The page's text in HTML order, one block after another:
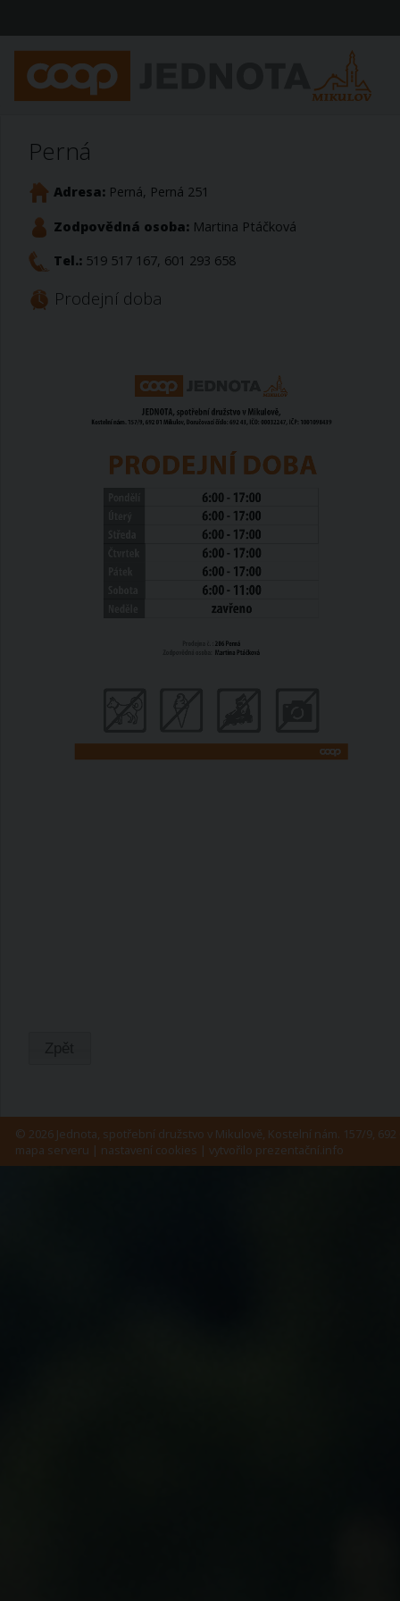
Perná
Adresa: Perná, Perná 251
Zodpovědná osoba: Martina Ptáčková
Tel.: 519 517 167, 601 293 658
Prodejní doba
© 2026 Jednota, spotřební družstvo v Mikulově, Kostelní nám. 157/9, 692
mapa serveru | nastavení cookies | vytvořilo prezentační.info